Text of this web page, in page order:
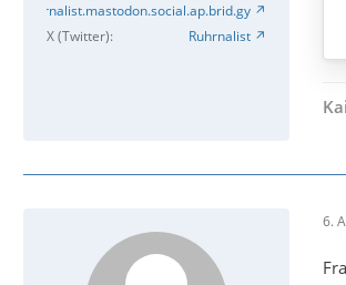
Ruhrnalist.mastodon.social.ap.brid.gy
X (Twitter)
Ruhrnalist
6.